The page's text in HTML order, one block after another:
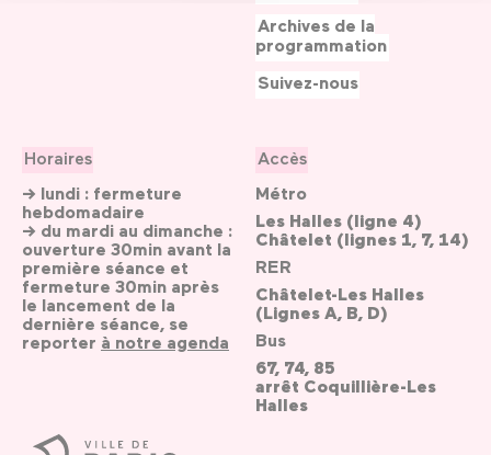
Ville
Horaires
→ lundi : fermeture
hebdomadaire
→ du mardi au dimanche :
ouverture 30min avant la
première séance et
fermeture 30min après
le lancement de la
dernière séance, se
reporter à notre agenda
Accès
Métro
Les Halles (ligne 4)
Châtelet (lignes 1, 7, 14)
RER
Châtelet-Les Halles
(Lignes A, B, D)
Bus
67, 74, 85
arrêt Coquillière-Les
Halles
Archives de la
programmation
Suivez-nous